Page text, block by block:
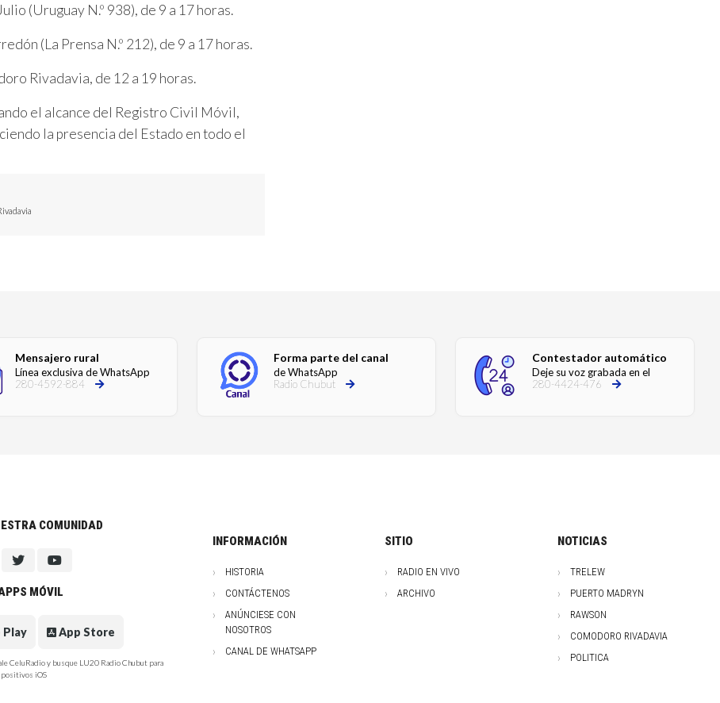
(Uruguay N.º 938), de 9 a 17 horas.
(La Prensa N.º 212), de 9 a 17 horas.
Rivadavia, de 12 a 19 horas.
el alcance del Registro Civil Móvil,
la presencia del Estado en todo el
Mensajero rural
Línea exclusiva de WhatsApp
280-4592-884
Forma parte del canal
de WhatsApp
Radio Chubut
Contestador automático
Deje su voz grabada en el
280-4424-476
COMUNIDAD
MÓVIL
Play App Store
CeluRadio y busque LU20 Radio Chubut para
iOS
INFORMACIÓN
HISTORIA
CONTÁCTENOS
ANÚNCIESE CON
NOSOTROS
CANAL DE WHATSAPP
SITIO
RADIO EN VIVO
ARCHIVO
NOTICIAS
TRELEW
PUERTO MADRYN
RAWSON
COMODORO RIVADAVIA
POLITICA